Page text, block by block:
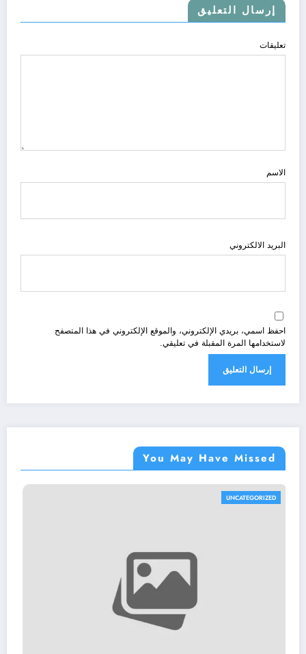
إرسال التعليق
تعليقات
الاسم
البريد الالكتروني
احفظ اسمي، بريدي الإلكتروني، والموقع الإلكتروني في هذا المتصفح
لاستخدامها المرة المقبلة في تعليقي.
You May Have Missed